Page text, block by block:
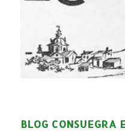
BLOG CONSUEGRA